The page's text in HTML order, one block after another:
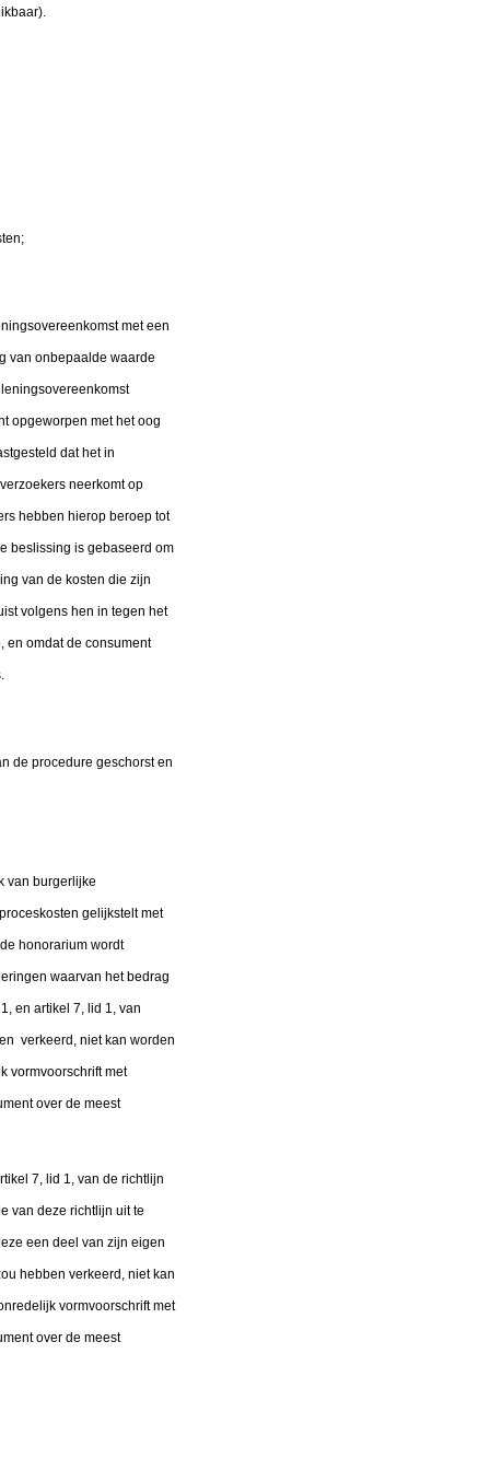
met een
van onbepaalde waarde
opgeworpen met het oog
dat het in
neerkomt op
hebben hierop beroep tot
beslissing is gebaseerd om
van de kosten die zijn
volgens hen in tegen het
en omdat de consument
de procedure geschorst en
van burgerlijke
gelijkstelt met
honorarium wordt
waarvan het bedrag
en artikel 7, lid 1, van
verkeerd, niet kan worden
vormvoorschrift met
over de meest
7, lid 1, van de richtlijn
van deze richtlijn uit te
een deel van zijn eigen
hebben verkeerd, niet kan
vormvoorschrift met
over de meest